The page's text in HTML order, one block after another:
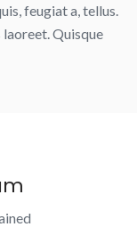
feugiat a, tellus.
laoreet. Quisque